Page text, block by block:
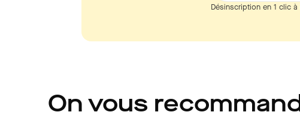
Désinscription en 1 clic
On vous